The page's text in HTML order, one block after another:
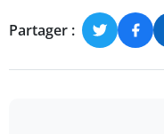
Partager :